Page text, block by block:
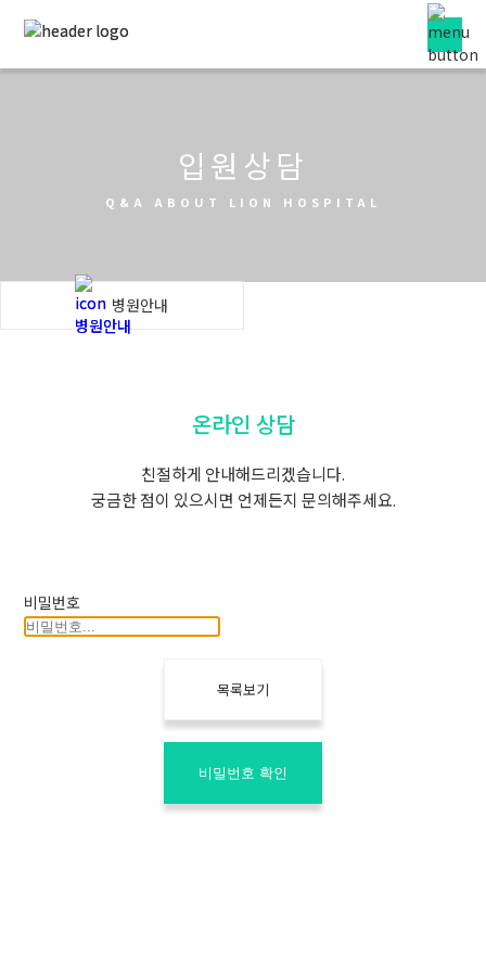
입원상담
Q&A ABOUT LION HOSPITAL
병원안내
온라인 상담
친절하게 안내해드리겠습니다.
궁금한 점이 있으시면 언제든지 문의해주세요.
비밀번호
목록보기
비밀번호 확인